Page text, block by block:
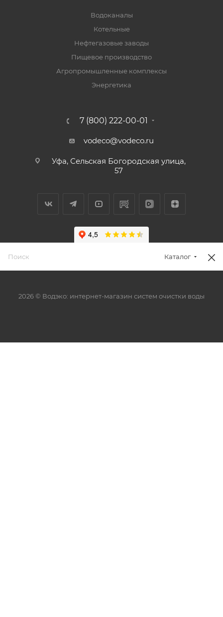
Водоканалы
Котельные
Нефтегазовые заводы
Пищевое производство
Агропромышленные комплексы
Энергетика
7 (800) 222-00-01
vodeco@vodeco.ru
Уфа, Сельская Богородская улица,
57
2026 © Водэко: интернет-магазин систем очистки воды
Каталог